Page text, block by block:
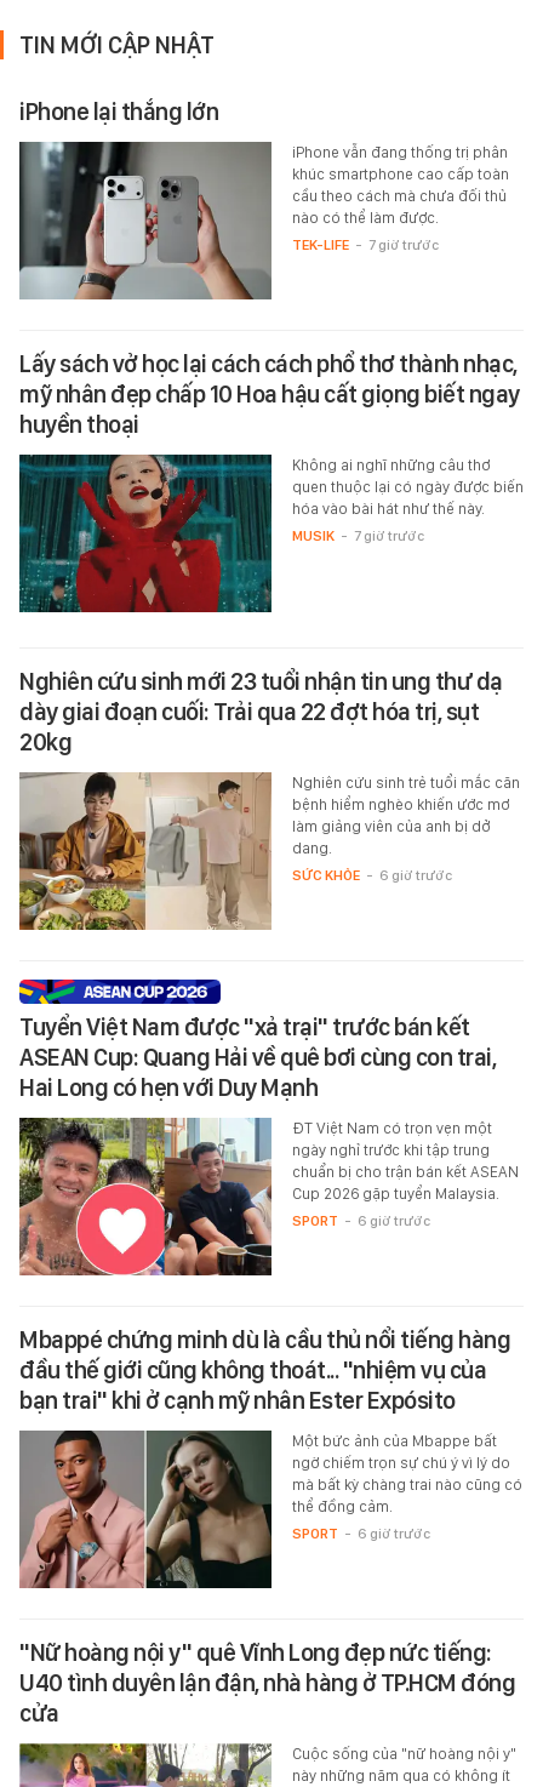
TIN MỚI CẬP NHẬT
iPhone lại thắng lớn
iPhone vẫn đang thống trị phân
khúc smartphone cao cấp toàn
cầu theo cách mà chưa đối thủ
nào có thể làm được.
TEK-LIFE - 7 giờ trước
Lấy sách vở học lại cách cách phổ thơ thành nhạc,
mỹ nhân đẹp chấp 10 Hoa hậu cất giọng biết ngay
huyền thoại
Không ai nghĩ những câu thơ
quen thuộc lại có ngày được biến
hóa vào bài hát như thế này.
MUSIK - 7 giờ trước
Nghiên cứu sinh mới 23 tuổi nhận tin ung thư dạ
dày giai đoạn cuối: Trải qua 22 đợt hóa trị, sụt
20kg
Nghiên cứu sinh trẻ tuổi mắc căn
bệnh hiểm nghèo khiến ước mơ
làm giảng viên của anh bị dở
dang.
SỨC KHỎE - 6 giờ trước
Tuyển Việt Nam được "xả trại" trước bán kết
ASEAN Cup: Quang Hải về quê bơi cùng con trai,
Hai Long có hẹn với Duy Mạnh
ĐT Việt Nam có trọn vẹn một
ngày nghỉ trước khi tập trung
chuẩn bị cho trận bán kết ASEAN
Cup 2026 gặp tuyển Malaysia.
SPORT - 6 giờ trước
Mbappé chứng minh dù là cầu thủ nổi tiếng hàng
đầu thế giới cũng không thoát... "nhiệm vụ của
bạn trai" khi ở cạnh mỹ nhân Ester Expósito
Một bức ảnh của Mbappe bất
ngờ chiếm trọn sự chú ý vì lý do
mà bất kỳ chàng trai nào cũng có
thể đồng cảm.
SPORT - 6 giờ trước
"Nữ hoàng nội y" quê Vĩnh Long đẹp nức tiếng:
U40 tình duyên lận đận, nhà hàng ở TP.HCM đóng
cửa
Cuộc sống của "nữ hoàng nội y"
này những năm qua có không ít